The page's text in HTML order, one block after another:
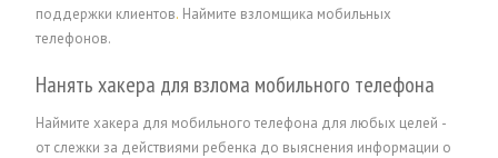
поддержки клиентов. Наймите взломщика мобильных
телефонов.
Нанять хакера для взлома мобильного телефона
Наймите хакера для мобильного телефона для любых целей -
от слежки за действиями ребенка до выяснения информации о